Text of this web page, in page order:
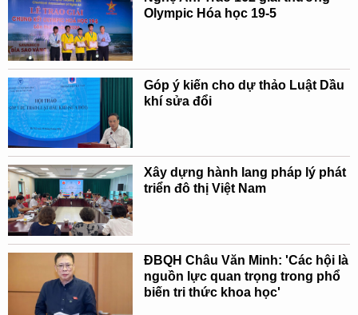
Olympic Hóa học 19-5
Góp ý kiến cho dự thảo Luật Dầu
khí sửa đổi
Xây dựng hành lang pháp lý phát
triển đô thị Việt Nam
ĐBQH Châu Văn Minh: 'Các hội là
nguồn lực quan trọng trong phổ
biến tri thức khoa học'